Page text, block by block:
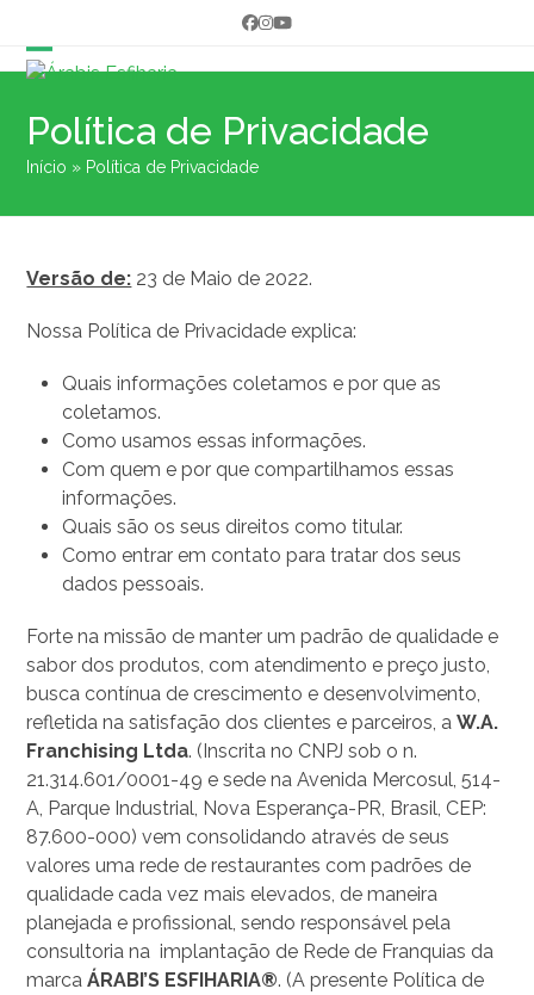
content
Facebook
Instagram
YouTube
Open
mobile
menu
Close
mobile
menu
Política de Privacidade
Início » Política de Privacidade
Versão de: 23 de Maio de 2022.
Nossa Política de Privacidade explica:
Quais informações coletamos e por que as
coletamos.
Como usamos essas informações.
Com quem e por que compartilhamos essas
informações.
Quais são os seus direitos como titular.
Como entrar em contato para tratar dos seus
dados pessoais.
Forte na missão de manter um padrão de qualidade e
sabor dos produtos, com atendimento e preço justo,
busca contínua de crescimento e desenvolvimento,
refletida na satisfação dos clientes e parceiros, aW.A.
Franchising Ltda. (Inscrita no CNPJ sob o n.
21.314.601/0001-49 e sede na Avenida Mercosul, 514-
A, Parque Industrial, Nova Esperança-PR, Brasil, CEP:
87.600-000) vem consolidando através de seus
valores uma rede de restaurantes com padrões de
qualidade cada vez mais elevados, de maneira
planejada e profissional, sendo responsável pela
consultoria na implantação de Rede de Franquias da
marcaÁRABI’S ESFIHARIA®. (A presente Política de